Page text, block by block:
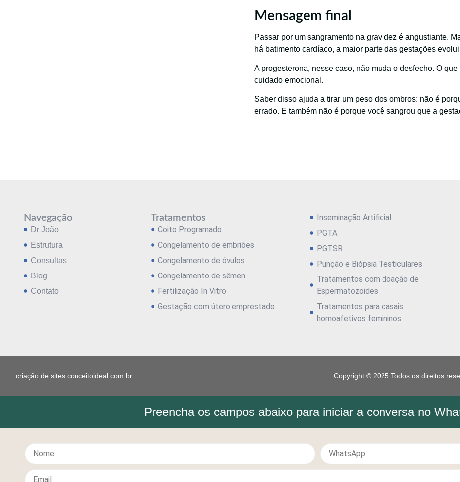
Mensagem final
Passar por um sangramento na gravidez é angustiante.
há batimento cardíaco, a maior parte das gestações evolui
A progesterona, nesse caso, não muda o desfecho. O
cuidado emocional.
Saber disso ajuda a tirar um peso dos ombros: não é
errado. E também não é porque você sangrou que a
Navegação
Dr João
Estrutura
Consultas
Blog
Contato
Tratamentos
Coito Programado
Congelamento de embriões
Congelamento de óvulos
Congelamento de sêmen
Fertilização In Vitro
Gestação com útero emprestado
Inseminação Artificial
PGTA
PGTSR
Punção e Biópsia Testiculares
Tratamentos com doação de
Espermatozoides
Tratamentos para casais
homoafetivos femininos
criação de sites conceitoideal.com.br Copyright © 2025 Todos os direitos
Preencha os campos abaixo para iniciar a conversa no